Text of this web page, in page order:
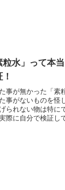
粒水」って本
事が無かった「素
事がないものを怪
られない物は特に
際に自分で検証し